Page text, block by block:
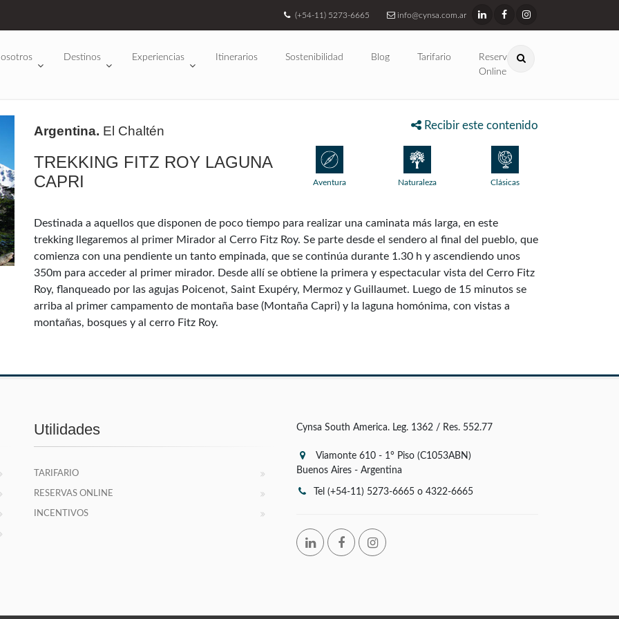
(+54-11) 5273-6665 info@cynsa.com.ar
Destinos Experiencias Itinerarios Sostenibilidad Blog Tarifario
Reservas
Online
Recibir este contenido
Argentina. El Chaltén
TREKKING FITZ ROY LAGUNA
CAPRI
Aventura Naturaleza Clásicas
Destinada a aquellos que disponen de poco tiempo para realizar una caminata más larga, en este
trekking llegaremos al primer Mirador al Cerro Fitz Roy. Se parte desde el sendero al final del pueblo, que
comienza con una pendiente un tanto empinada, que se continúa durante 1.30 h y ascendiendo unos
350m para acceder al primer mirador. Desde allí se obtiene la primera y espectacular vista del Cerro Fitz
Roy, flanqueado por las agujas Poicenot, Saint Exupéry, Mermoz y Guillaumet. Luego de 15 minutos se
arriba al primer campamento de montaña base (Montaña Capri) y la laguna homónima, con vistas a
montañas, bosques y al cerro Fitz Roy.
Utilidades
TARIFARIO
RESERVAS ONLINE
INCENTIVOS
Cynsa South America. Leg. 1362 / Res. 552.77
Viamonte 610 - 1° Piso (C1053ABN)
Buenos Aires - Argentina
Tel (+54-11) 5273-6665 o 4322-6665